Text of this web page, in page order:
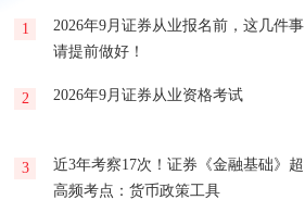
1
2026年9月证券从业报名前，这几件事
请提前做好！
2 2026年9月证券从业资格考试
3
近3年考察17次！证券《金融基础》超
高频考点：货币政策工具